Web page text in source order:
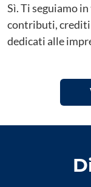
Sì. Ti seguiamo
contributi, crediti
dedicati alle